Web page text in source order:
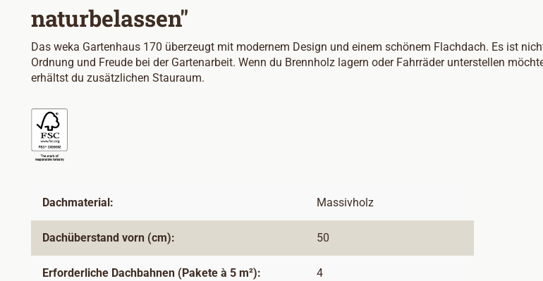
naturbelassen"
Das weka Gartenhaus 170 überzeugt mit modernem Design und einem schönem Flachdach. Es ist
Ordnung und Freude bei der Gartenarbeit. Wenn du Brennholz lagern oder Fahrräder unterstellen
erhältst du zusätzlichen Stauraum.
Dachmaterial: Massivholz
Dachüberstand vorn (cm): 50
Erforderliche Dachbahnen (Pakete à 5 m²): 4